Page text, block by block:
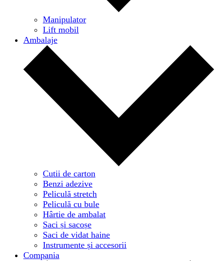
Manipulator
Lift mobil
Ambalaje
Cutii de carton
Benzi adezive
Peliculă stretch
Peliculă cu bule
Hârtie de ambalat
Saci și sacoșe
Saci de vidat haine
Instrumente și accesorii
Compania